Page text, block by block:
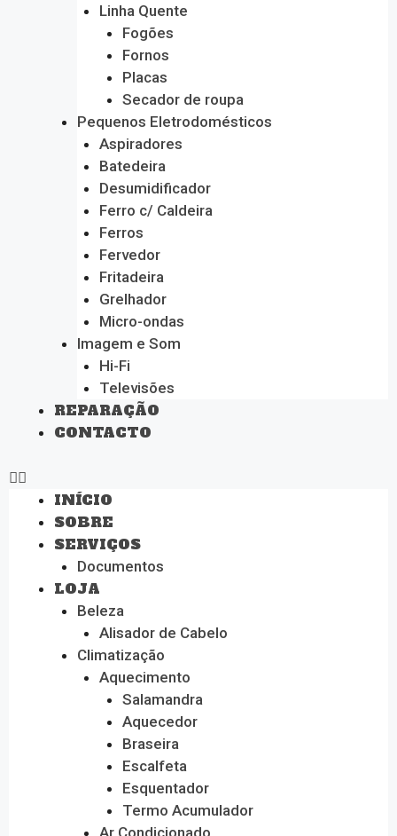
Linha Quente
Fogões
Fornos
Placas
Secador de roupa
Pequenos Eletrodomésticos
Aspiradores
Batedeira
Desumidificador
Ferro c/ Caldeira
Ferros
Fervedor
Fritadeira
Grelhador
Micro-ondas
Imagem e Som
Hi-Fi
Televisões
REPARAÇÃO
CONTACTO
INÍCIO
SOBRE
SERVIÇOS
Documentos
LOJA
Beleza
Alisador de Cabelo
Climatização
Aquecimento
Salamandra
Aquecedor
Braseira
Escalfeta
Esquentador
Termo Acumulador
Ar Condicionado